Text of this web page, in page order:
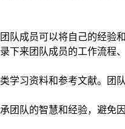
队成员可以将自己的经验
下来团队成员的工作流程
学习资料和参考文献。团
团队的智慧和经验，避免